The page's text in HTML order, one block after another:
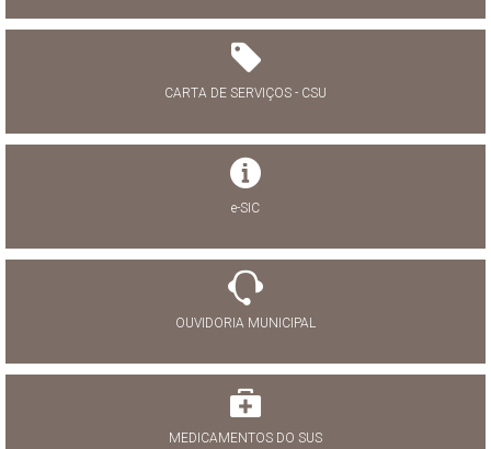
CARTA DE SERVIÇOS - CSU
e-SIC
OUVIDORIA MUNICIPAL
MEDICAMENTOS DO SUS